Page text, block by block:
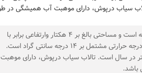
تالاب سیاب درپوش در قسمت جنوب غربی در بخش ملکشاهی قرار گرفته است و مساحتی بالغ بر ۴ هکتار وارتفاعی برابر با
۲۷۴۰ متر از سطح دریا های آزاد را دارا می باشد. این تالاب دارای حداقل درجه حرارتی مشتمل بر ۱۴ درجه سانتی گراد است.
بارندگی سالیانه این تالاب چیزی بیش از ۶۰۰ میلی‌متر در سال است. تالاب سیاب درپوش، دارای موهبت